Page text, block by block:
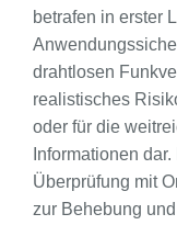
betrafen in erster
drahtlosen
realistisches
oder für die
Informationen
Überprüfung mit
zur Behebung